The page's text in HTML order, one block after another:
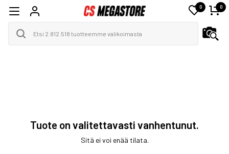
0 0
Tuote on valitettavasti vanhentunut.
Sitä ei voi enää tilata.